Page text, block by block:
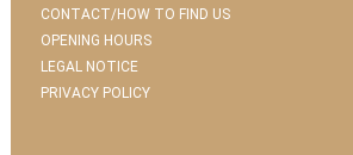
CONTACT/HOW TO FIND US
OPENING HOURS
LEGAL NOTICE
PRIVACY POLICY